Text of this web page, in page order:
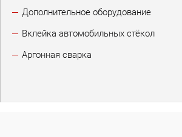
Дополнительное оборудование
Вклейка автомобильных стёкол
Аргонная сварка